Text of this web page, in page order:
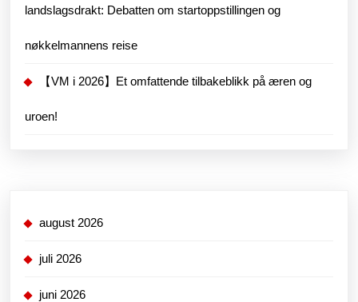
landslagsdrakt: Debatten om startoppstillingen og
nøkkelmannens reise
【VM i 2026】Et omfattende tilbakeblikk på æren og
uroen!
august 2026
juli 2026
juni 2026